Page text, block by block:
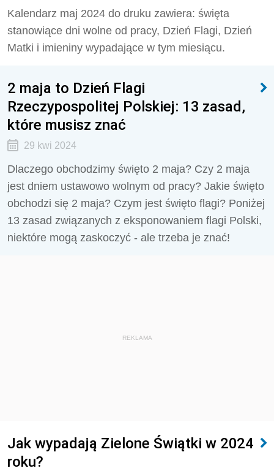
Kalendarz maj 2024 do druku zawiera: święta
stanowiące dni wolne od pracy, Dzień Flagi, Dzień
Matki i imieniny wypadające w tym miesiącu.
2 maja to Dzień Flagi
Rzeczypospolitej Polskiej: 13 zasad,
które musisz znać
29 kwi 2024
Dlaczego obchodzimy święto 2 maja? Czy 2 maja
jest dniem ustawowo wolnym od pracy? Jakie święto
obchodzi się 2 maja? Czym jest święto flagi? Poniżej
13 zasad związanych z eksponowaniem flagi Polski,
niektóre mogą zaskoczyć - ale trzeba je znać!
REKLAMA
Jak wypadają Zielone Świątki w 2024
roku?